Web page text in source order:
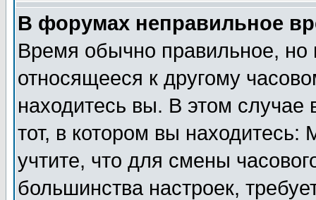
В форумах неправильное
Время обычно правильное,
относящееся к другому
находитесь вы. В этом
тот, в котором вы
учтите, что для смены
большинства настроек,